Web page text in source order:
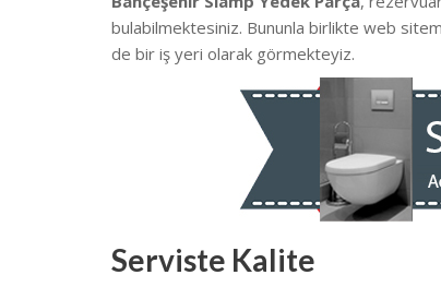
bulabilmektesiniz. Bununla birlikte web
de bir iş yeri olarak görmekteyiz.
Serviste Kalite